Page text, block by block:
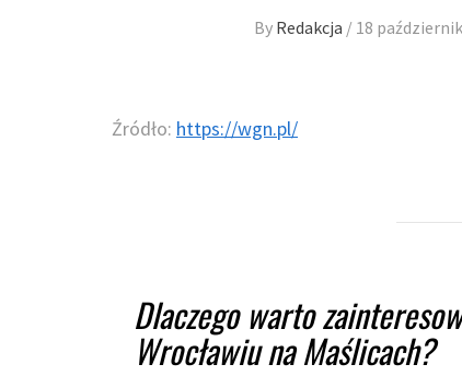
By Redakcja / 18
Źródło: https://wgn.pl/
Dlaczego warto
Wrocławiu na Maślicach?